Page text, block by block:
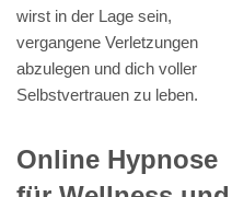
wirst in der Lage sein,
vergangene Verletzungen
abzulegen und dich voller
Selbstvertrauen zu leben.
Online Hypnose